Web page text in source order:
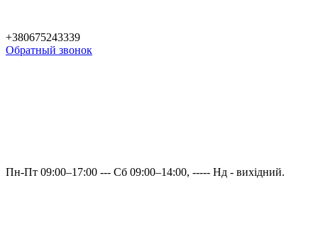
+380675243339
Обратный звонок
Пн-Пт 09:00–17:00 --- Сб 09:00–14:00, ----- Нд - вихідний.